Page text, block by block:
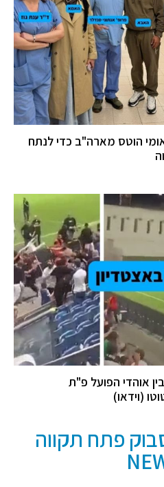
בינלאומי הוטס מארה"ב כדי לנתח
אוהדי הפועל פ"ת
(וידאו)
פתח תקווה